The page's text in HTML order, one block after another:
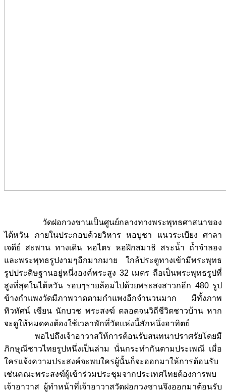
วัดฝอกวงชานเป็นศูนย์กลางทางพระพุทธศาสนาของ
ไต้หวัน ภายในประกอบด้วยวิหาร หอบูชา แนวระเบียง ศาลา
เจดีย์ สะพาน ทางเดิน หอไตร หอฝึกสมาธิ สระน้ำ ถ้ำจำลอง
และพระพุทธรูปงามๆอีกมากมาย ใกล้ประตูทางเข้ามีพระพุทธ
รูปประดิษฐานอยู่หนึ่งองค์พระสูง 32 เมตร ถือเป็นพระพุทธรูปที่
สูงที่สุดในไต้หวัน รอบๆรายล้อมไปด้วยพระสงสาวกอีก 480 รูป
ข้างกำแพงวัดมีภาพวาดตามกำแพงอีกจำนวนมาก มีทั้งภาพ
ทิวทัศน์ เซียน นักบวช พระสงฆ์ ตลอดจนวิถีชีวิตชาวบ้าน หาก
จะดูให้หมดคงต้องใช้เวลาพักที่วัดแห่งนี้สักหนึ่งอาทิตย์
พอไปถึงเจ้าอาวาสให้การต้อนรับสนทนาปราศรัยโดยมี
ภิกษุณีชาวไทยรูปหนึ่งเป็นล่าม นั่นกระทำกันตามประเพณี เมื่อ
ใครแจ้งความประสงค์จะพบใครผู้นั้นก็จะออกมาให้การต้อนรับ
เช่นคณะพระสงฆ์ผู้เข้าร่วมประชุมจากประเทศไทยต้องการพบ
เจ้าอาวาส ผู้ทำหน้าที่เจ้าอาวาสวัดฝอกวงซานจึงออกมาต้อนรับ